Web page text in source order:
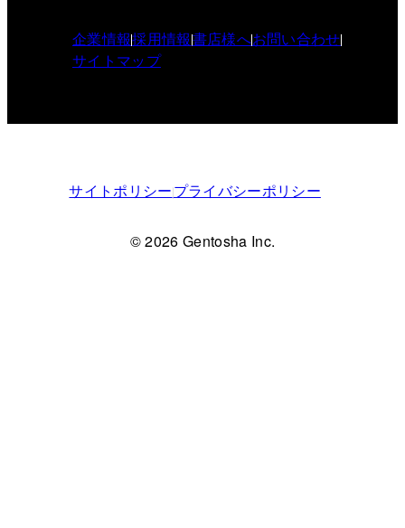
企業情報採用情報書店様へお問い合わせ
サイトマップ
サイトポリシープライバシーポリシー
© 2026 Gentosha Inc.